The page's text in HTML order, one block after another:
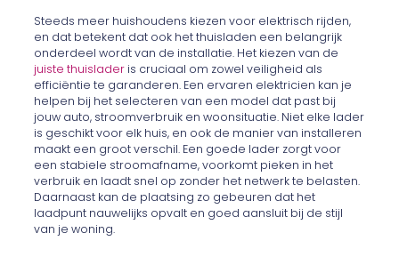
Steeds meer huishoudens kiezen voor elektrisch rijden,
en dat betekent dat ook het thuisladen een belangrijk
onderdeel wordt van de installatie. Het kiezen van de
juiste thuislader is cruciaal om zowel veiligheid als
efficiëntie te garanderen. Een ervaren elektricien kan je
helpen bij het selecteren van een model dat past bij
jouw auto, stroomverbruik en woonsituatie. Niet elke lader
is geschikt voor elk huis, en ook de manier van installeren
maakt een groot verschil. Een goede lader zorgt voor
een stabiele stroomafname, voorkomt pieken in het
verbruik en laadt snel op zonder het netwerk te belasten.
Daarnaast kan de plaatsing zo gebeuren dat het
laadpunt nauwelijks opvalt en goed aansluit bij de stijl
van je woning.